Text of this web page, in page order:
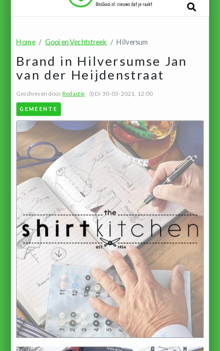
Home Gooi en Vechtstreek Hilversum
Brand in Hilversumse Jan
van der Heijdenstraat
Geschreven doorRedactie Di 30-03-2021, 12:00
GEMEENTE